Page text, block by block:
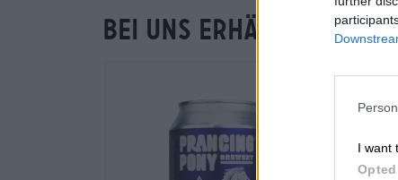
I want
Bei uns erhältlich